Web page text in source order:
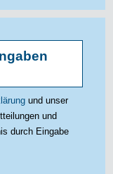
und unser
durch Eingabe